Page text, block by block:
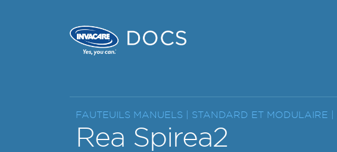
FAUTEUILS MANUELS | STANDARD ET MODULAIRE |
Rea Spirea2